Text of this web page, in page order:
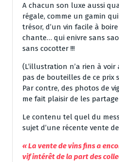
A chacun son luxe aussi
régale, comme un gamin
trésor, d’un vin facile à
chante… qui enivre sans
sans cocotter !!!
(L’illustration n’a rien à voir
pas de bouteilles de ce prix
Par contre, des photos de
me fait plaisir de les
Le contenu tel quel du
sujet d’une récente vente
« La vente de vins fins a
vif intérêt de la part des